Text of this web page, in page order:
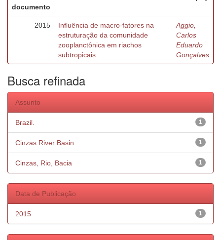
documento
2015
Influência de macro-fatores na
estruturação da comunidade
zooplanctônica em riachos
subtropicais.
Aggio,
Carlos
Eduardo
Gonçalves
Busca refinada
Assunto
1
Brazil.
1
Cinzas River Basin
1
Cinzas, Rio, Bacia
Data de Publicação
1
2015